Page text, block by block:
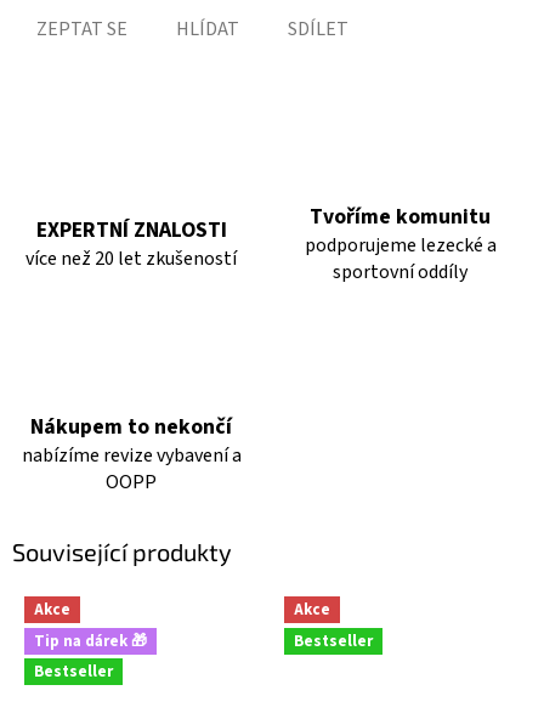
ZEPTAT SE HLÍDAT SDÍLET
EXPERTNÍ ZNALOSTI
více než 20 let zkušeností
Tvoříme komunitu
podporujeme lezecké a
sportovní oddíly
Nákupem to nekončí
nabízíme revize vybavení a
OOPP
Související produkty
Akce
Tip na dárek 🎁
Bestseller
Akce
Bestseller